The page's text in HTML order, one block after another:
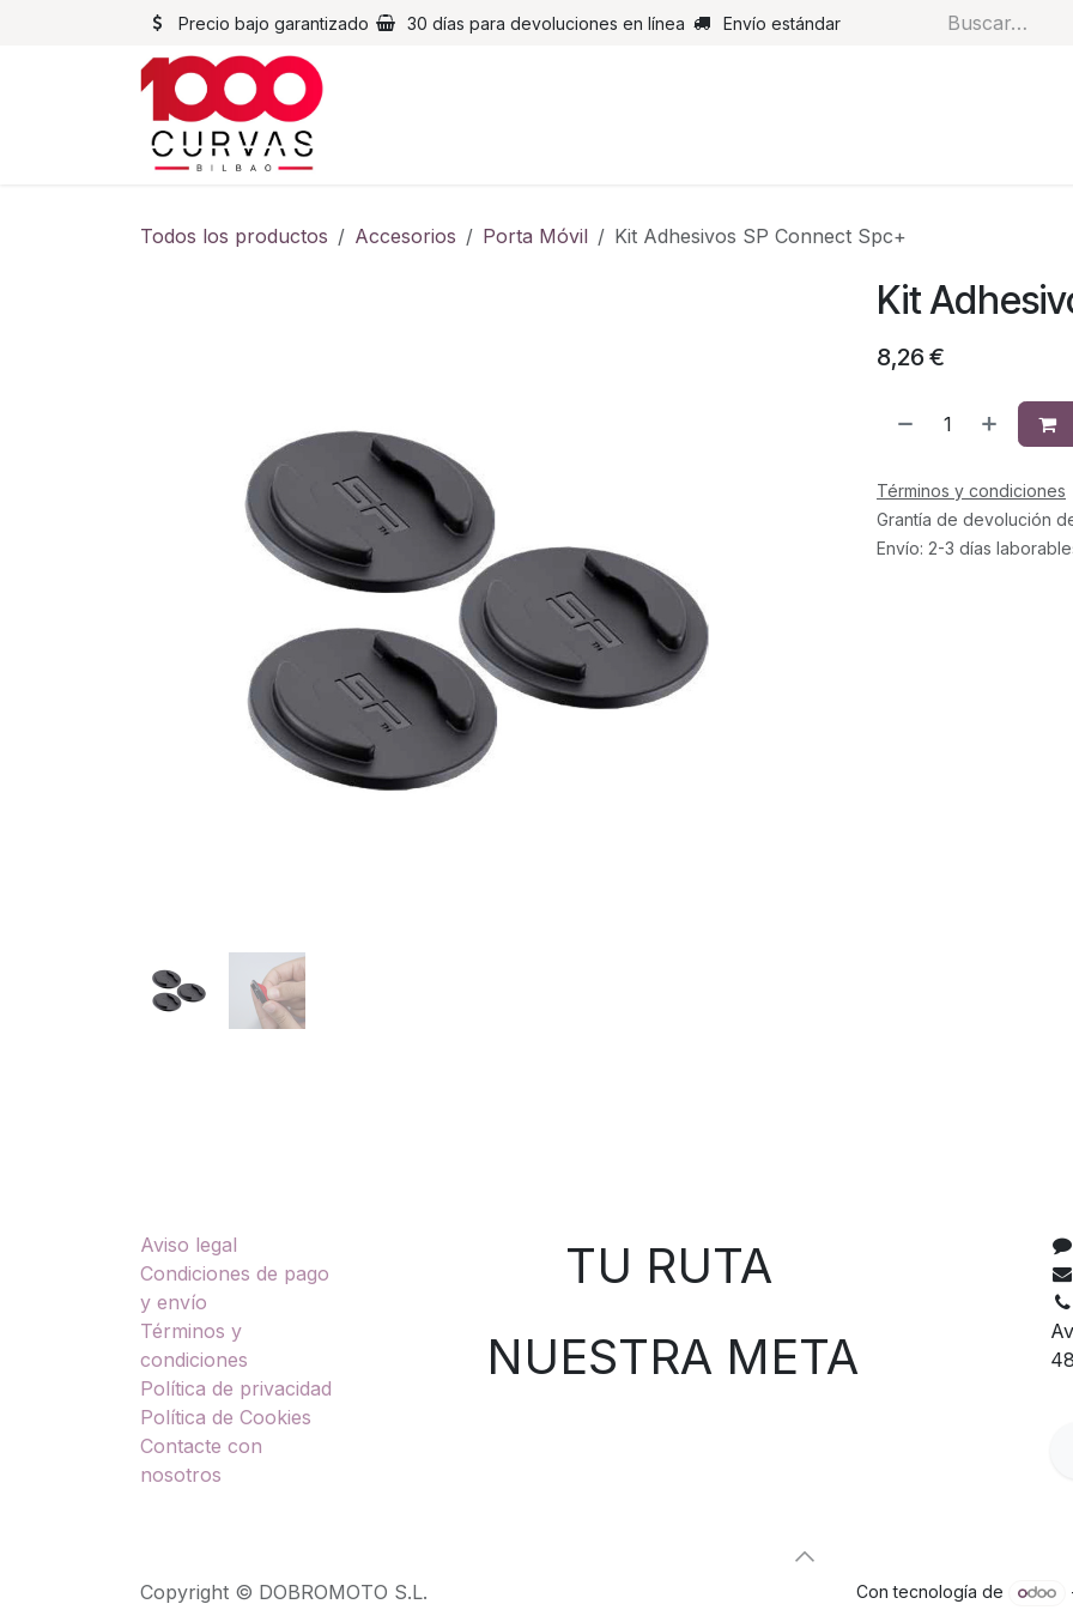
Precio bajo garantizado 30 días para devoluciones en línea Envío estándar
Todos los productos Accesorios Porta Móvil Kit Adhesivos SP Connect Spc+
Kit
8,26 €
Términos y condiciones
Grantía de devolución
Envío: 2-3 días
Aviso legal
Condiciones de pago
y envío
Términos y
condiciones
Política de privacidad
Política de Cookies
Contacte con
nosotros
TU RUTA
NUESTRA META
Copyright © DOBROMOTO S.L. Con tecnología de